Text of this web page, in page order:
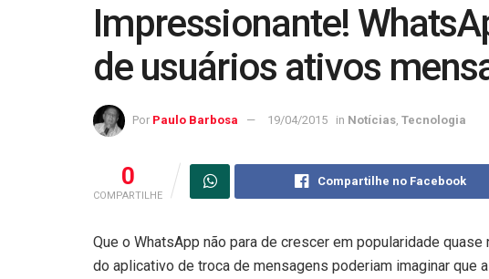
Impressionante!
de usuários ativos
Por Paulo Barbosa 19/04/2015 in Notícias Tecnologia
0
COMPARTILHE
Compartilhe no Facebook
Que o WhatsApp não para de crescer em popularidade
do aplicativo de troca de mensagens poderiam imaginar que